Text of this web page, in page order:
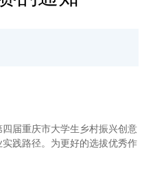
届重庆市大学生乡村振兴创意
践路径。为更好的选拔优秀作